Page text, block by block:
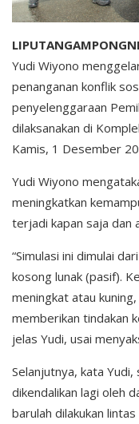
Yudi Wiyono
penanganan konflik
penyelenggaraan
dilaksanakan di
Kamis, 1 Desember
Yudi Wiyono
meningkatkan
terjadi kapan saja dan
“Simulasi ini dimulai
kosong lunak (pasif).
meningkat atau
memberikan tindakan
jelas Yudi, usai
Selanjutnya, kata
dikendalikan lagi oleh
barulah dilakukan